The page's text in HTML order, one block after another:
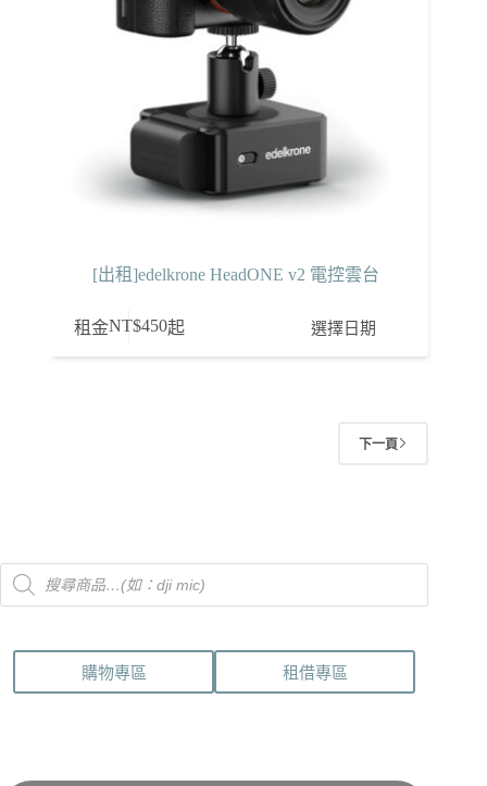
[出租]edelkrone HeadONE v2 電控雲台
租金NT$450起 選擇日期
下一頁
Products
search
購物專區 租借專區